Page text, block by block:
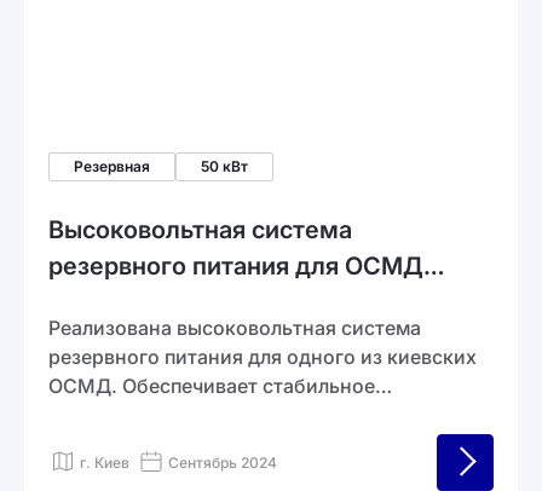
Резервная 50 кВт
Высоковольтная система
резервного питания для ОСМД
Реализована высоковольтная система
резервного питания для одного из киевских
ОСМД. Обеспечивает стабильное
отключениях.
г. Киев Сентябрь 2024